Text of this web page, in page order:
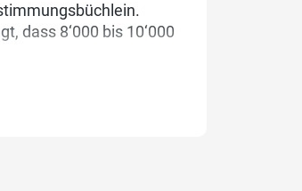
dass 8‘000 bis 10‘000